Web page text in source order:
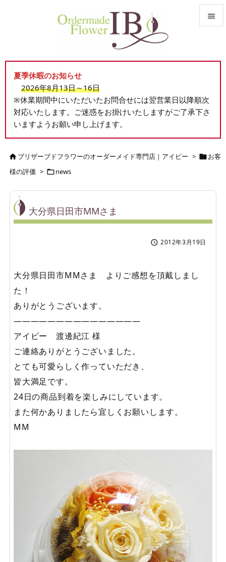


前へ

検索
夏季休暇のお知らせ
2026年8月13日～16日
※休業期間中にいただいたお問合せには翌営業日以降順次
対応いたします。ご迷惑をお掛けいたしますがご了承下さ
いますようお願い申し上げます。
ブリザーブドフラワーのオーダーメイド専門店｜アイビー > お客
様の評価 > news
大分県日田市MMさま
 2012年3月19日
大分県日田市MMさま よりご感想を頂戴しまし
た！
ありがとうございます。
———————————————
アイビー 渡邊紀江 様
ご連絡ありがとうございました。
とても可愛らしく作っていただき、
皆大満足です。
24日の商品到着を楽しみにしています。
また何かありましたら宜しくお願いします。
MM